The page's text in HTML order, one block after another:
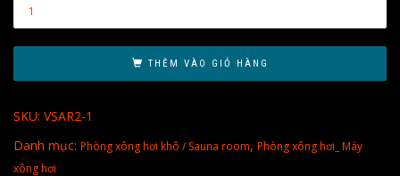
THÊM VÀO GIỎ HÀNG
SKU: VSAR2-1
Danh mục: Phòng xông hơi khô / Sauna room, Phòng xông hơi_ Máy
xông hơi